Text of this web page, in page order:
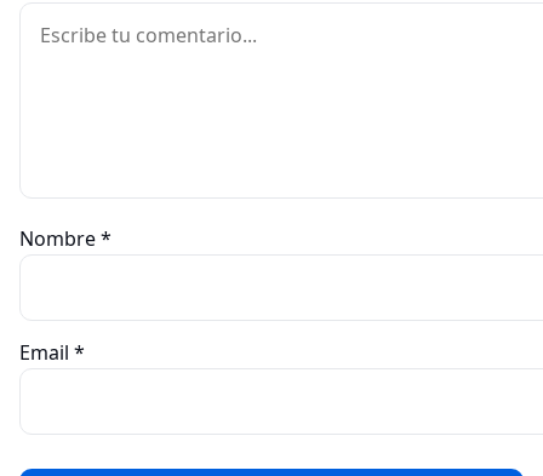
Comentario
Nombre*
Email *